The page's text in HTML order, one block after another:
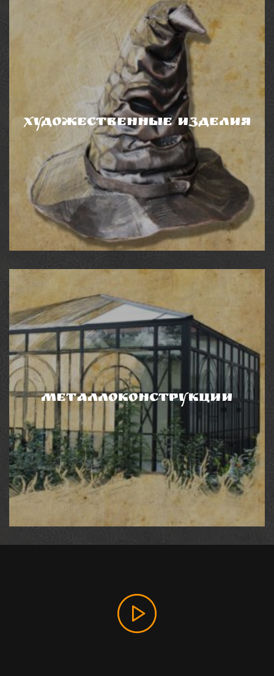
ЭКСТЕРЬЕР
Экстерьер - это лицо Вашего дома. Это первое, на
что все будут обращать внимание. И художественные
изделия из металла, мы можем изготовить и искусно
сочетать с любым архитектурным стилем, помогут
Вам подчеркнуть Вашу индивидуальность и станут
изюминкой Вашего дома.
Если вы не нашли нужной категории изделий в
каталоге, то мы с удовольствием возьмемся за
выполнение индивидуальных эксклюзивный заказов.
Художественные изделия
качественных металлоконструкций различного вида,
сложности и назначения. Наши изделия высокого
качества, аккуратно и крепко сделанные, надежные
Металлоконструкции